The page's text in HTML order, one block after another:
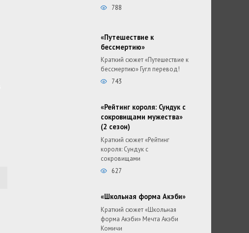
788
«Путешествие к
бессмертию»
Краткий сюжет «Путешествие к
бессмертию» Гугл перевод!
743
«Рейтинг короля: Сундук с
сокровищами мужества»
(2 сезон)
Краткий сюжет «Рейтинг
короля: Сундук с
сокровищами
627
«Школьная форма Акэби»
Краткий сюжет «Школьная
форма Акэби» Мечта Акэби
Комичи